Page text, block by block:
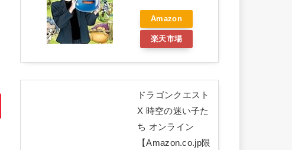
Amazon
楽天市場
ドラゴンクエスト
X 時空の迷い子た
ち オンライン
【Amazon.co.jp限